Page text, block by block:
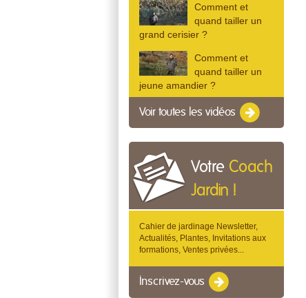
Comment et
quand tailler un
grand cerisier ?
Comment et
quand tailler un
jeune amandier ?
Voir toutes les vidéos
Votre Coach
Jardin !
Cahier de jardinage Newsletter,
Actualités, Plantes, Invitations aux
formations, Ventes privées...
Inscrivez-vous